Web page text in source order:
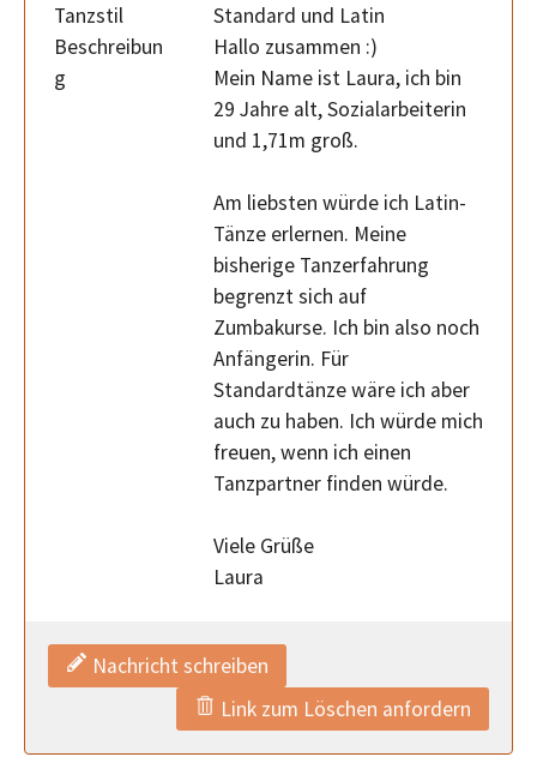
Tanzstil
Standard und Latin
Beschreibun
g
Hallo zusammen :)
Mein Name ist Laura, ich bin
29 Jahre alt, Sozialarbeiterin
und 1,71m groß.
Am liebsten würde ich Latin-
Tänze erlernen. Meine
bisherige Tanzerfahrung
begrenzt sich auf
Zumbakurse. Ich bin also noch
Anfängerin. Für
Standardtänze wäre ich aber
auch zu haben. Ich würde mich
freuen, wenn ich einen
Tanzpartner finden würde.
Viele Grüße
Laura
Nachricht schreiben
Link zum Löschen anfordern